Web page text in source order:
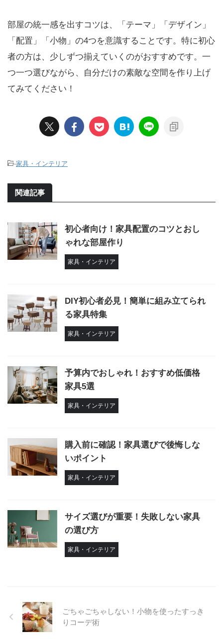
部屋の統一感を出すコツは、「テーマ」「デザイン」
「配置」「小物」の4つを意識することです。特に初心
者の方は、少しずつ揃えていくのがおすすめです。一
つ一つ選びながら、自分だけの素敵な空間を作り上げ
てみてください！
-家具・インテリア
関連記事
初心者向け！家具配置のコツとおし
ゃれな部屋作り
家具・インテリア
DIY初心者必見！簡単に組み立てられ
る家具特集
家具・インテリア
予算内でおしゃれ！おすすめ低価格
家具5選
家具・インテリア
購入前に確認！家具選びで後悔しな
いポイント
家具・インテリア
サイズ選びが重要！失敗しない家具
の選び方
家具・インテリア
ごちゃごちゃしない！小物を使ったすっき
りコーデ術